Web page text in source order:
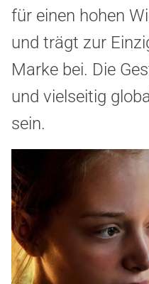
für einen hohen
und trägt zur
Marke bei. Die
und vielseitig
sein.